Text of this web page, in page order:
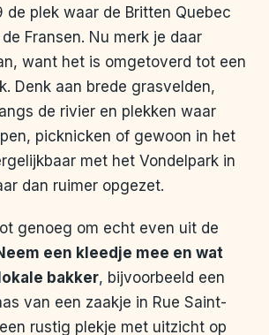
de plek waar de Britten Quebec
Fransen. Nu merk je daar
want het is omgetoverd tot een
Denk aan brede grasvelden,
de rivier en plekken waar
picknicken of gewoon in het
met het Vondelpark in
dan ruimer opgezet.
genoeg om echt even uit de
een kleedje mee en wat
bakker, bijvoorbeeld een
van een zaakje in Rue Saint-
rustig plekje met uitzicht op